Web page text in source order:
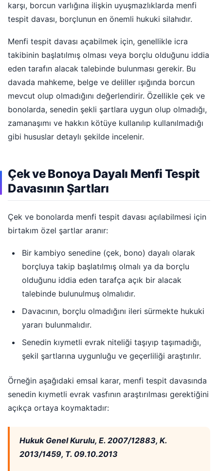
karşı, borcun varlığına ilişkin uyuşmazlıklarda menfi
tespit davası, borçlunun en önemli hukuki silahıdır.
Menfi tespit davası açabilmek için, genellikle icra
takibinin başlatılmış olması veya borçlu olduğunu iddia
eden tarafın alacak talebinde bulunması gerekir. Bu
davada mahkeme, belge ve deliller ışığında borcun
mevcut olup olmadığını değerlendirir. Özellikle çek ve
bonolarda, senedin şekli şartlara uygun olup olmadığı,
zamanaşımı ve hakkın kötüye kullanılıp kullanılmadığı
gibi hususlar detaylı şekilde incelenir.
Çek ve Bonoya Dayalı Menfi Tespit
Davasının Şartları
Çek ve bonolarda menfi tespit davası açılabilmesi için
birtakım özel şartlar aranır:
Bir kambiyo senedine (çek, bono) dayalı olarak
borçluya takip başlatılmış olmalı ya da borçlu
olduğunu iddia eden tarafça açık bir alacak
talebinde bulunulmuş olmalıdır.
Davacının, borçlu olmadığını ileri sürmekte hukuki
yararı bulunmalıdır.
Senedin kıymetli evrak niteliği taşıyıp taşımadığı,
şekil şartlarına uygunluğu ve geçerliliği araştırılır.
Örneğin aşağıdaki emsal karar, menfi tespit davasında
senedin kıymetli evrak vasfının araştırılması gerektiğini
açıkça ortaya koymaktadır:
Hukuk Genel Kurulu, E. 2007/12883, K.
2013/1459, T. 09.10.2013